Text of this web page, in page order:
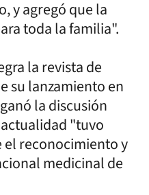
y agregó que la
toda la familia".
la revista de
su lanzamiento en
la discusión
"tuvo
reconocimiento y
medicinal de